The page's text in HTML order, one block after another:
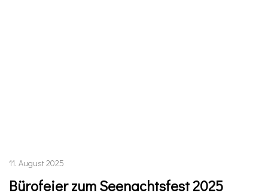
11. August 2025
Bürofeier zum Seenachtsfest 2025